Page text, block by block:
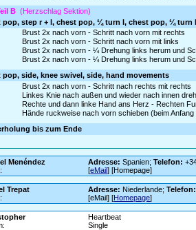
B (Herzschlag Sektion)
pop, step r + l, chest pop, ¼ turn l, chest pop, ¼ turn l
Brust 2x nach vorn - Schritt nach vorn mit rechts
Brust 2x nach vorn - Schritt nach vorn mit links
Brust 2x nach vorn - ¼ Drehung links herum und
Brust 2x nach vorn - ¼ Drehung links herum und
pop, side, knee swivel, side, hand movements
Brust 2x nach vorn - Schritt nach rechts mit rechts
Linkes Knie nach außen und wieder nach innen
Rechte und dann linke Hand ans Herz - Rechten
Hände ruckweise nach vorn schieben (beim Anfang
bis zum Ende
Menéndez Adresse: Spanien;Telefon:
[eMail] [Homepage]
Trepat Adresse: Niederlande;Telefon:
[eMail] [Homepage]
Heartbeat
Single